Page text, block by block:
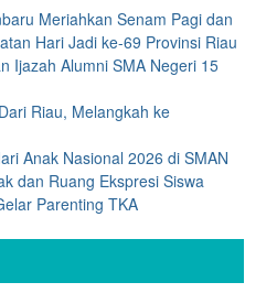
Meriahkan Senam Pagi dan
Hari Jadi ke-69 Provinsi Riau
Ijazah Alumni SMA Negeri 15
Riau, Melangkah ke
Anak Nasional 2026 di SMAN
dan Ruang Ekspresi Siswa
Parenting TKA